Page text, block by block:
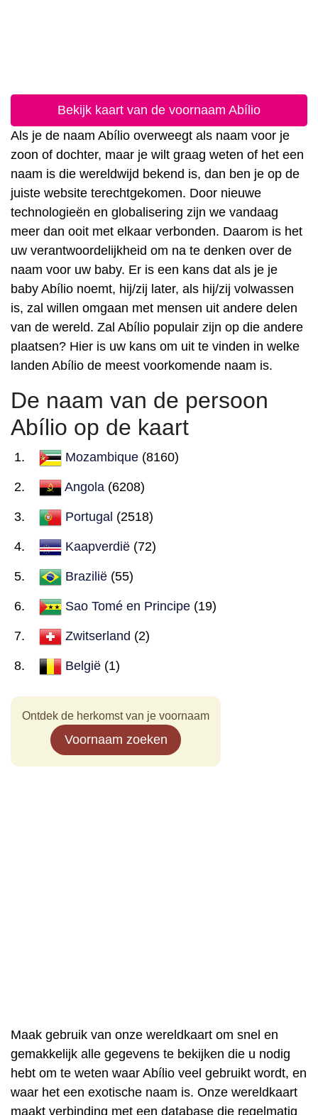
Bekijk kaart van de voornaam Abílio
Als je de naam Abílio overweegt als naam voor je
zoon of dochter, maar je wilt graag weten of het een
naam is die wereldwijd bekend is, dan ben je op de
juiste website terechtgekomen. Door nieuwe
technologieën en globalisering zijn we vandaag
meer dan ooit met elkaar verbonden. Daarom is het
uw verantwoordelijkheid om na te denken over de
naam voor uw baby. Er is een kans dat als je je
baby Abílio noemt, hij/zij later, als hij/zij volwassen
is, zal willen omgaan met mensen uit andere delen
van de wereld. Zal Abílio populair zijn op die andere
plaatsen? Hier is uw kans om uit te vinden in welke
landen Abílio de meest voorkomende naam is.
De naam van de persoon
Abílio op de kaart
Mozambique (8160)
Angola (6208)
Portugal (2518)
Kaapverdië (72)
Brazilië (55)
Sao Tomé en Principe (19)
Zwitserland (2)
België (1)
Ontdek de herkomst van je voornaam
Voornaam zoeken
Maak gebruik van onze wereldkaart om snel en
gemakkelijk alle gegevens te bekijken die u nodig
hebt om te weten waar Abílio veel gebruikt wordt, en
waar het een exotische naam is. Onze wereldkaart
maakt verbinding met een database die regelmatig